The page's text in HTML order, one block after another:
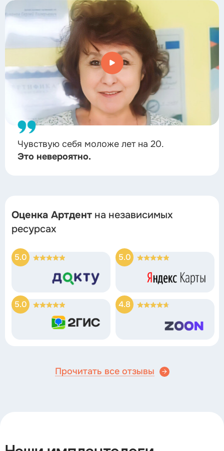
Чувствую себя моложе лет на 20.
Это невероятно.
Оценка Артдент на независимых
ресурсах
5.0 5.0
5.0 4.8
Прочитать все отзывы